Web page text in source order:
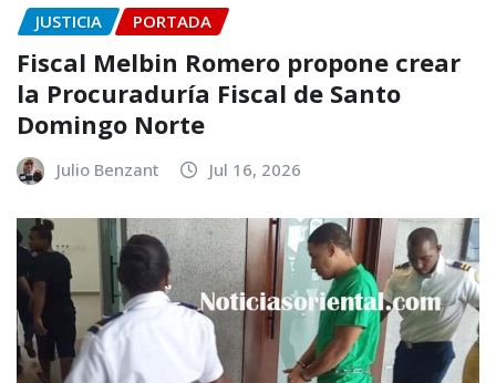
JUSTICIA PORTADA
Fiscal Melbin Romero propone crear
la Procuraduría Fiscal de Santo
Domingo Norte
Julio Benzant Jul 16, 2026